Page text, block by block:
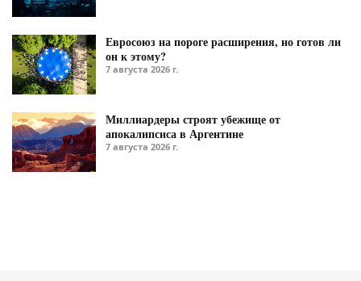
Евросоюз на пороге расширения, но готов ли
он к этому?
7 августа 2026 г.
Миллиардеры строят убежище от
апокалипсиса в Аргентине
7 августа 2026 г.